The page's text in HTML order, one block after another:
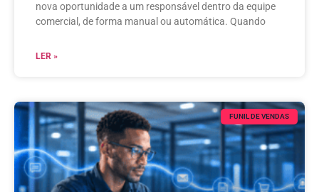
nova oportunidade a um responsável dentro da equipe
comercial, de forma manual ou automática. Quando
LER »
FUNIL DE VENDAS